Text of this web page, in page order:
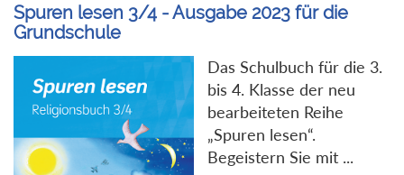
Spuren lesen 3/4 - Ausgabe 2023 für die
Grundschule
Das Schulbuch für die 3.
bis 4. Klasse der neu
bearbeiteten Reihe
„Spuren lesen“.
Begeistern Sie mit ...